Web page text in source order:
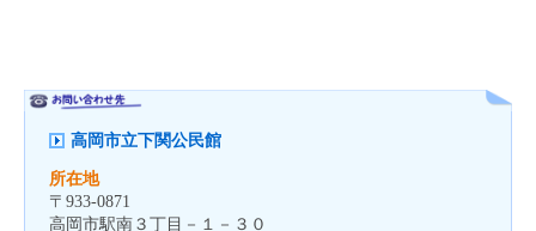
高岡市立下関公民館
所在地
〒 933-0871
高岡市駅南３丁目－１－３０